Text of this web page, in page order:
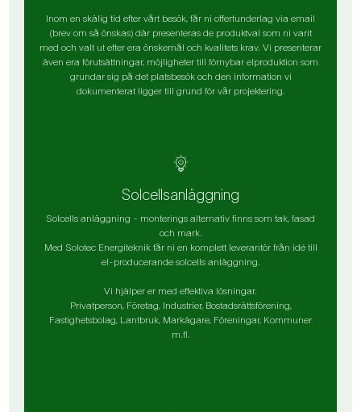
Inom en skälig tid efter vårt besök, får ni offertunderlag via email
(brev om så önskas) där presenteras de produktval som ni varit
med och valt ut efter era önskemål och kvalitets krav. Vi presenterar
även era förutsättningar, möjligheter till förnybar elproduktion som
grundar sig på det platsbesök och den information vi
dokumenterat ligger till grund för vår projektering.
Solcellsanläggning
Solcells anläggning - monterings alternativ finns som tak, fasad
och mark.
Med Solotec Energiteknik får ni en komplett leverantör från idé till
el-producerande solcells anläggning.
Vi hjälper er med effektiva lösningar.
Privatperson, Företag, Industrier, Bostadsrättsförening,
Fastighetsbolag, Lantbruk, Markägare, Föreningar, Kommuner
m.fl.